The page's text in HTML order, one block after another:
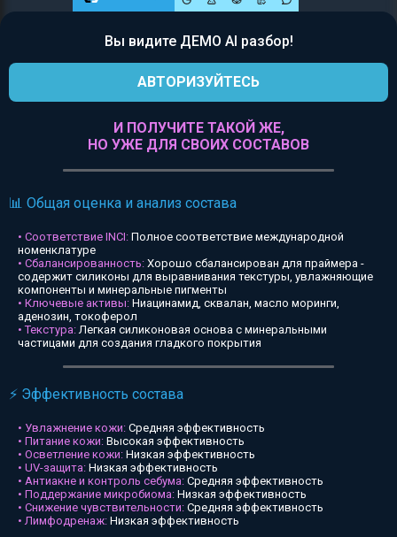
Вы видите ДЕМО AI разбор!
АВТОРИЗУЙТЕСЬ
И ПОЛУЧИТЕ ТАКОЙ ЖЕ,
НО УЖЕ ДЛЯ СВОИХ СОСТАВОВ
📊 Общая оценка и анализ состава
• Соответствие INCI: Полное соответствие международной
номенклатуре
• Сбалансированность: Хорошо сбалансирован для праймера -
содержит силиконы для выравнивания текстуры, увлажняющие
компоненты и минеральные пигменты
• Ключевые активы: Ниацинамид, сквалан, масло моринги,
аденозин, токоферол
• Текстура:Легкая силиконовая основа с минеральными
частицами для создания гладкого покрытия
⚡ Эффективность состава
• Увлажнение кожи: Средняя эффективность
• Питание кожи: Высокая эффективность
• Осветление кожи: Низкая эффективность
• UV-защита: Низкая эффективность
• Антиакне и контроль себума: Средняя эффективность
• Поддержание микробиома: Низкая эффективность
• Снижение чувствительности: Средняя эффективность
• Лимфодренаж: Низкая эффективность